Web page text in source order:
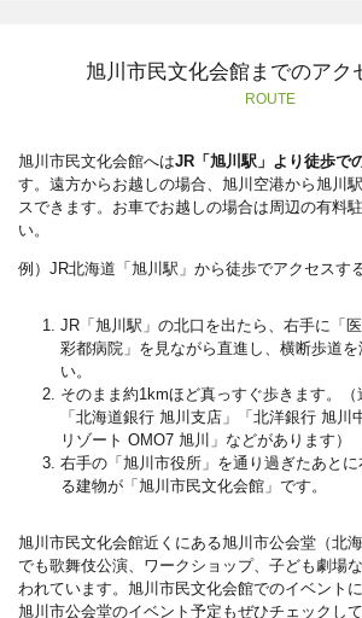
旭川市民文化会館までのアク
ROUTE
旭川市民文化会館へはJR「旭川駅」より徒歩で
す。遠方からお越しの場合、旭川空港から旭川
スできます。お車でお越しの場合は周辺の有料
い。
例）JR北海道「旭川駅」から徒歩でアクセスす
JR「旭川駅」の北口を出たら、右手に「
彩都病院」を見ながら直進し、横断歩道を
い。
そのまま約1kmほど真っすぐ歩きます。（
「北海道銀行 旭川支店」「北洋銀行 旭川
リゾート OMO7 旭川」などがあります）
右手の「旭川市役所」を通り過ぎたあと
る建物が「旭川市民文化会館」です。
旭川市民文化会館近くにある旭川市公会堂（北
でも歌舞伎公演、ワークショップ、子ども劇場
われています。旭川市民文化会館でのイベント
旭川市公会堂のイベント予定もぜひチェックし